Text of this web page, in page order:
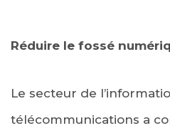
Réduire le fossé
Le secteur de
télécommunications a